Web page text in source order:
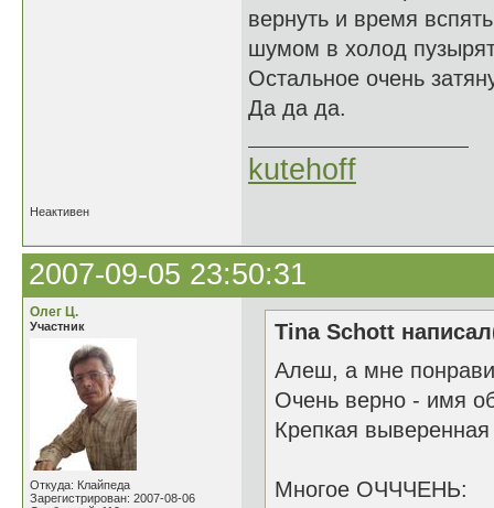
вернуть и время
шумом в холод
Остальное очень
Да да да.
kutehoff
Неактивен
2007-09-05 23:50:31
Олег Ц.
Участник
Откуда: Клайпеда
Зарегистрирован: 2007-08-06
Tina Schott
Алеш, а мне
Очень верно - имя
Крепкая выверенная
Многое ОЧЧЧЕНЬ: